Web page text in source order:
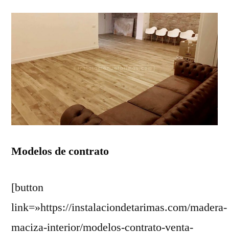
Modelos de contrato
[button
link=»https://instalaciondetarimas.com/madera-
maciza-interior/modelos-contrato-venta-